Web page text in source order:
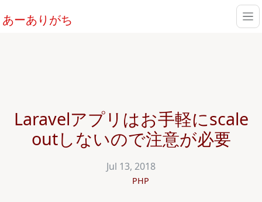
あーありがち
Laravelアプリはお手軽にscale
outしないので注意が必要
Jul 13, 2018
PHP